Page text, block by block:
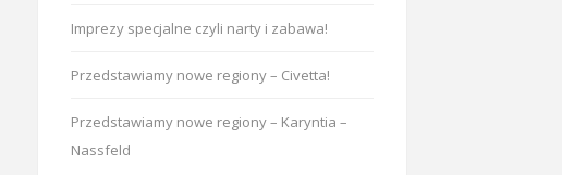
Imprezy specjalne czyli narty i zabawa!
Przedstawiamy nowe regiony – Civetta!
Przedstawiamy nowe regiony – Karyntia –
Nassfeld